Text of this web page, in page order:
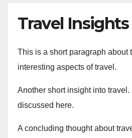
Travel Insights
This is a short paragraph about
interesting aspects of travel.
Another short insight into
discussed here.
A concluding thought about